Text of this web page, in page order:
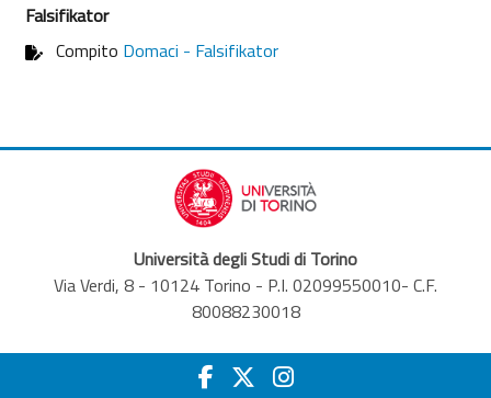
Falsifikator
Compito Domaci - Falsifikator
Università degli Studi di Torino
Via Verdi, 8 - 10124 Torino - P.I. 02099550010- C.F.
80088230018